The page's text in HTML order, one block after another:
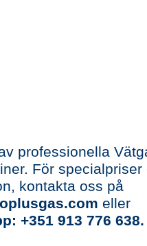
professionella
För specialpriser
kontakta oss på
eller
+351 913 776 638.